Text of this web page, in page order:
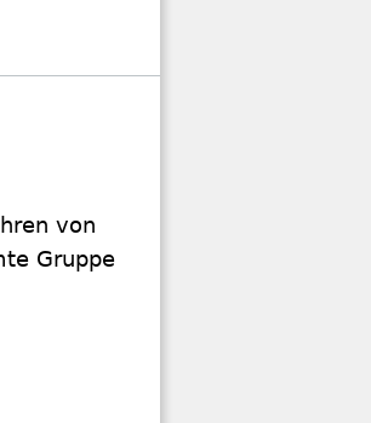
von
Gruppe